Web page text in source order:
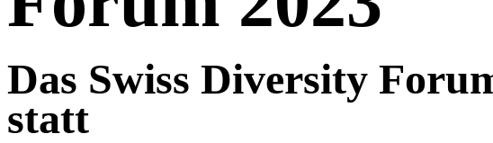
Das Swiss Diversity
statt